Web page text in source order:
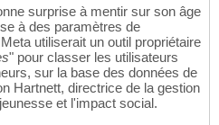
surprise à mentir sur son âge
à des paramètres de
utiliserait un outil propriétaire
" pour classer les utilisateurs
sur la base des données de
Hartnett, directrice de la gestion
et l'impact social.